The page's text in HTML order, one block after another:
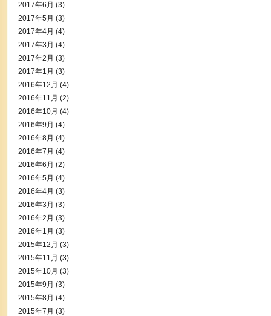
2017年6月 (3)
2017年5月 (3)
2017年4月 (4)
2017年3月 (4)
2017年2月 (3)
2017年1月 (3)
2016年12月 (4)
2016年11月 (2)
2016年10月 (4)
2016年9月 (4)
2016年8月 (4)
2016年7月 (4)
2016年6月 (2)
2016年5月 (4)
2016年4月 (3)
2016年3月 (3)
2016年2月 (3)
2016年1月 (3)
2015年12月 (3)
2015年11月 (3)
2015年10月 (3)
2015年9月 (3)
2015年8月 (4)
2015年7月 (3)